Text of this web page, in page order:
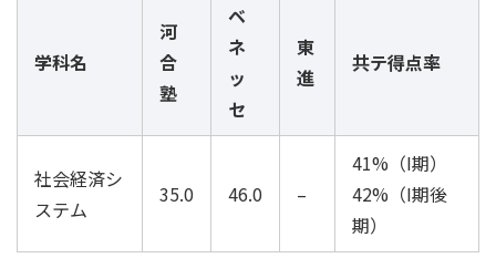
学科名
河
合
塾
ベ
ネ
ッ
セ
東
進
共テ得点率
社会経済シ
ステム
35.0 46.0 –
41%（I期）
42%（I期後
期）